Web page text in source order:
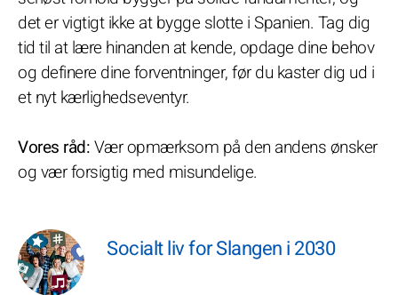
det er vigtigt ikke at bygge slotte i Spanien. Tag dig
tid til at lære hinanden at kende, opdage dine behov
og definere dine forventninger, før du kaster dig ud i
et nyt kærlighedseventyr.
Vores råd:Vær opmærksom på den andens ønsker
og vær forsigtig med misundelige.
Socialt liv for Slangen i 2030